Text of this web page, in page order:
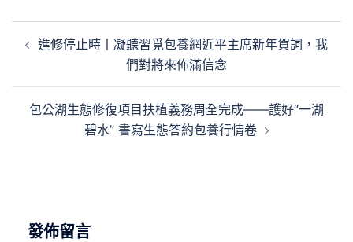
章 進修停止時丨凝聽習覓包養網近平主席新年賀詞，我
們對將來佈滿信念
包公湖生態修復項目扶植義務周全完成——護好“一湖
碧水” 書寫生態答約包養行情卷
發佈留言